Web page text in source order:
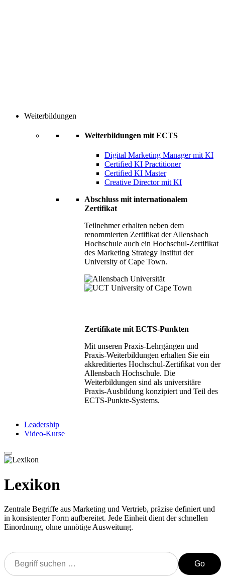
Weiterbildungen
Weiterbildungen mit ECTS
Digital Marketing Manager mit KI
Certified KI Practitioner
Certified KI Master
Creative Director mit KI
Abschluss mit internationalem
Zertifikat
Teilnehmer erhalten neben dem
renommierten Zertifikat der Allensbach
Hochschule auch ein Hochschul-Zertifikat
des Marketing Strategy Institut der
University of Cape Town.
Zertifikate mit ECTS-Punkten
Mit unseren Praxis-Lehrgängen und
Praxis-Weiterbildungen erhalten Sie ein
akkreditiertes Hochschul-Zertifikat von der
Allensbach Hochschule. Die
Weiterbildungen sind als universitäre
Praxis-Ausbildung konzipiert und Teil des
ECTS-Punkte-Systems.
Leadership
Video-Kurse
Lexikon
Zentrale Begriffe aus Marketing und Vertrieb, präzise definiert und
in konsistenter Form aufbereitet. Jede Einheit dient der schnellen
Einordnung, ohne unnötige Ausweitung.
Go